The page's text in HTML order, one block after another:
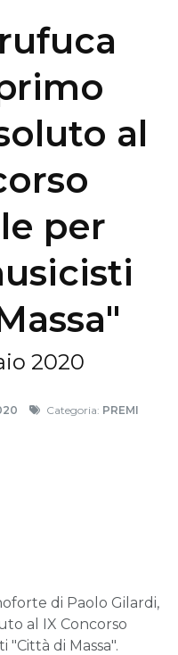
al
per
2020
Categoria: PREMI
di Paolo Gilardi,
al IX Concorso
"Città di Massa".